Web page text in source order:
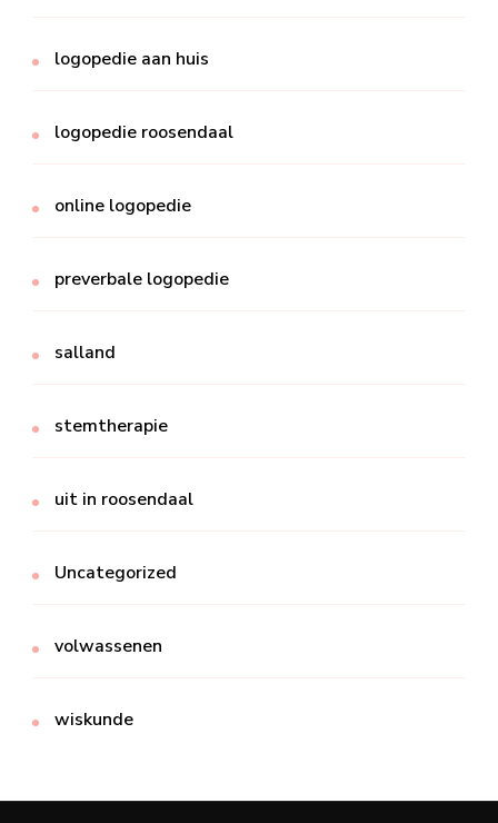
logopedie aan huis
logopedie roosendaal
online logopedie
preverbale logopedie
salland
stemtherapie
uit in roosendaal
Uncategorized
volwassenen
wiskunde